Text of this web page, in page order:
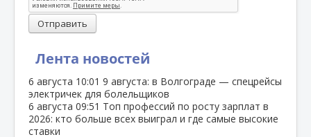
Лента новостей
6 августа 10:01 9 августа: в Волгограде — спецрейсы
электричек для болельщиков
6 августа 09:51 Топ профессий по росту зарплат в
2026: кто больше всех выиграл и где самые высокие
ставки
Отправить